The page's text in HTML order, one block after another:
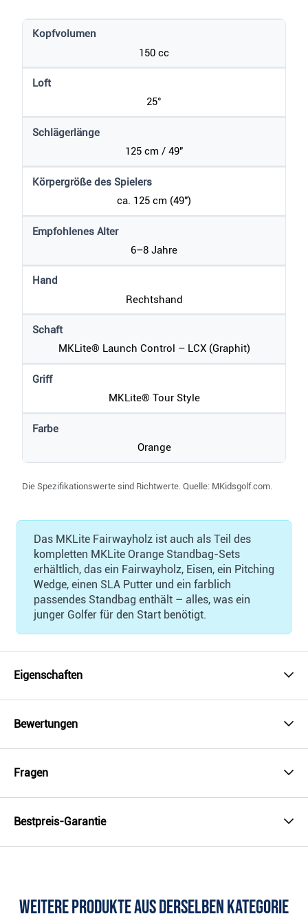
Kopfvolumen
150 cc
Loft
25°
Schlägerlänge
125 cm / 49"
Körpergröße des Spielers
ca. 125 cm (49")
Empfohlenes Alter
6–8 Jahre
Hand
Rechtshand
Schaft
MKLite® Launch Control – LCX (Graphit)
Griff
MKLite® Tour Style
Farbe
Orange
Die Spezifikationswerte sind Richtwerte. Quelle: MKidsgolf.com.
Das MKLite Fairwayholz ist auch als Teil des
kompletten MKLite Orange Standbag-Sets
erhältlich, das ein Fairwayholz, Eisen, ein Pitching
Wedge, einen SLA Putter und ein farblich
passendes Standbag enthält – alles, was ein
junger Golfer für den Start benötigt.
Eigenschaften
Bewertungen
Fragen
Bestpreis-Garantie
Weitere Produkte aus derselben Kategorie